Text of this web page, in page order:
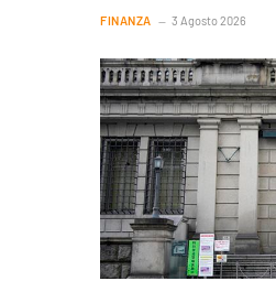
FINANZA 3 Agosto 2026